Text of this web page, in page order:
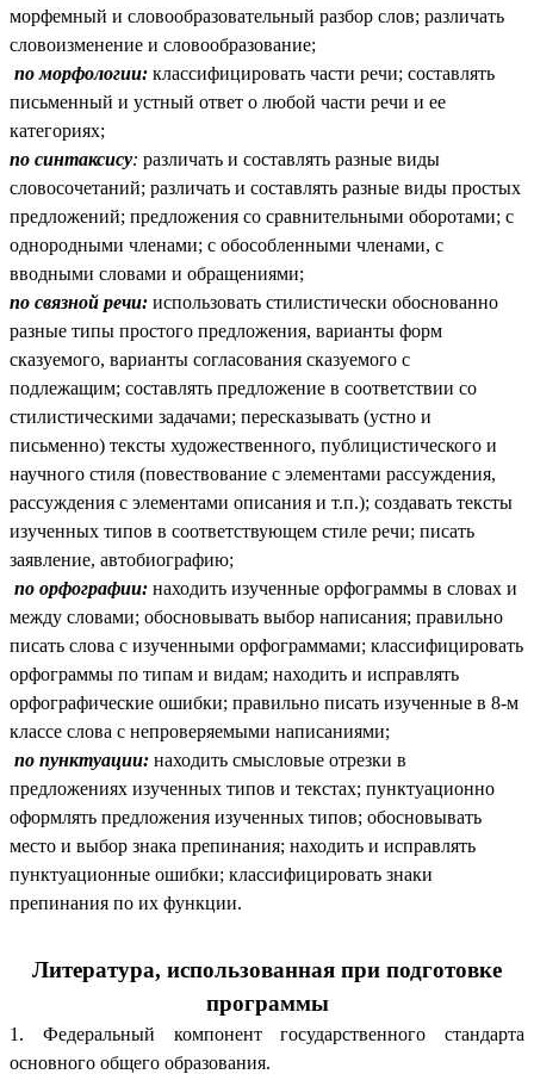
морфемный и словообразовательный разбор слов; различать
словоизменение и словообразование;
по морфологии: классифицировать части речи; составлять
письменный и устный ответ о любой части речи и ее
категориях;
по синтаксису: различать и составлять разные виды
словосочетаний; различать и составлять разные виды простых
предложений; предложения со сравнительными оборотами; с
однородными членами; с обособленными членами, с
вводными словами и обращениями;
по связной речи: использовать стилистически обоснованно
разные типы простого предложения, варианты форм
сказуемого, варианты согласования сказуемого с
подлежащим; составлять предложение в соответствии со
стилистическими задачами; пересказывать (устно и
письменно) тексты художественного, публицистического и
научного стиля (повествование с элементами рассуждения,
рассуждения с элементами описания и т.п.); создавать тексты
изученных типов в соответствующем стиле речи; писать
заявление, автобиографию;
по орфографии: находить изученные орфограммы в словах и
между словами; обосновывать выбор написания; правильно
писать слова с изученными орфограммами; классифицировать
орфограммы по типам и видам; находить и исправлять
орфографические ошибки; правильно писать изученные в 8-м
классе слова с непроверяемыми написаниями;
по пунктуации: находить смысловые отрезки в
предложениях изученных типов и текстах; пунктуационно
оформлять предложения изученных типов; обосновывать
место и выбор знака препинания; находить и исправлять
пунктуационные ошибки; классифицировать знаки
препинания по их функции.
Литература, использованная при подготовке
программы
1. Федеральный компонент государственного стандарта
основного общего образования.